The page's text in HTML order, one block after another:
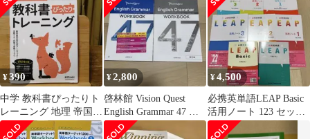
¥390
中学 教科書ぴったりト
レーニング 地理 帝国書
院版
¥2,800
啓林館 Vision Quest
English Grammar 47 新
品
¥4,500
必携英単語LEAP Basic
活用ノート 123 セッ
ト 学校専売品